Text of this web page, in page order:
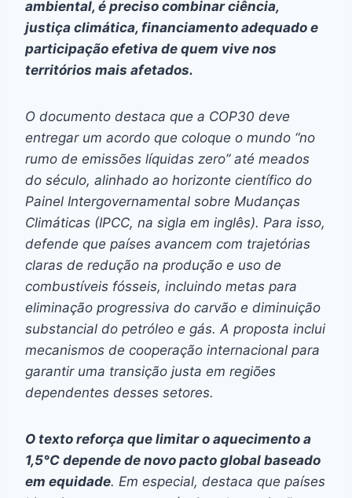
ambiental, é preciso combinar ciência,
justiça climática, financiamento adequado e
participação efetiva de quem vive nos
territórios mais afetados.
O documento destaca que a COP30 deve
entregar um acordo que coloque o mundo “no
rumo de emissões líquidas zero” até meados
do século, alinhado ao horizonte científico do
Painel Intergovernamental sobre Mudanças
Climáticas (IPCC, na sigla em inglês). Para isso,
defende que países avancem com trajetórias
claras de redução na produção e uso de
combustíveis fósseis, incluindo metas para
eliminação progressiva do carvão e diminuição
substancial do petróleo e gás. A proposta inclui
mecanismos de cooperação internacional para
garantir uma transição justa em regiões
dependentes desses setores.
O texto reforça que limitar o aquecimento a
1,5°C depende de novo pacto global baseado
em equidade. Em especial, destaca que países